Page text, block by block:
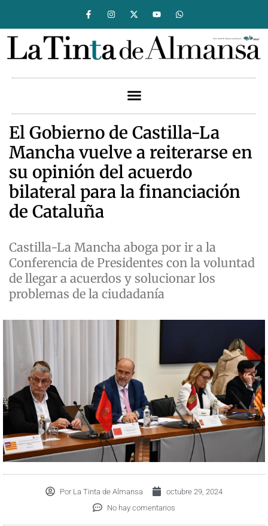
El Gobierno de Castilla-La
Mancha vuelve a reiterarse en
su opinión del acuerdo
bilateral para la financiación
de Cataluña
Castilla-La Mancha aboga por ir a la
Conferencia de Presidentes con la voluntad
de llegar a acuerdos y solucionar los
problemas de la ciudadanía
Por La Tinta de Almansa
octubre 29, 2024
No hay comentarios